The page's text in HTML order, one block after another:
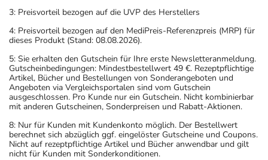
3: Preisvorteil bezogen auf die UVP des Herstellers
4: Preisvorteil bezogen auf den MediPreis-Referenzpreis (MRP) für
dieses Produkt (Stand: 08.08.2026).
5: Sie erhalten den Gutschein für Ihre erste Newsletteranmeldung.
Gutscheinbedingungen: Mindestbestellwert 49 €. Rezeptpflichtige
Artikel, Bücher und Bestellungen von Sonderangeboten und
Angeboten via Vergleichsportalen sind vom Gutschein
ausgeschlossen. Pro Kunde nur ein Gutschein. Nicht kombinierbar
mit anderen Gutscheinen, Sonderpreisen und Rabatt-Aktionen.
8: Nur für Kunden mit Kundenkonto möglich. Der Bestellwert
berechnet sich abzüglich ggf. eingelöster Gutscheine und Coupons.
Nicht auf rezeptpflichtige Artikel und Bücher anwendbar und gilt
nicht für Kunden mit Sonderkonditionen.